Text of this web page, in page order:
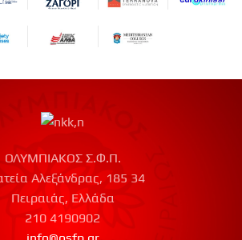
ΟΛΥΜΠΙΑΚΟΣ Σ.Φ.Π.
Αλεξάνδρας, 185 34
Πειραιάς, Ελλάδα
210 4190902